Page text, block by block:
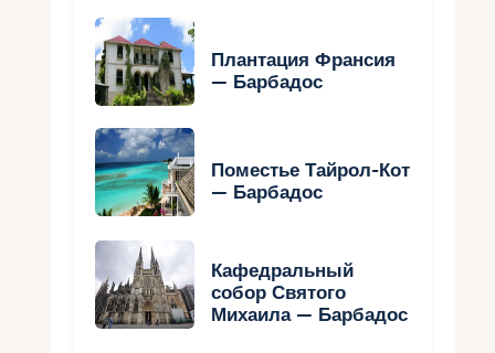
Плантация Франсия
— Барбадос
Поместье Тайрол-Кот
— Барбадос
Кафедральный
собор Святого
Михаила — Барбадос